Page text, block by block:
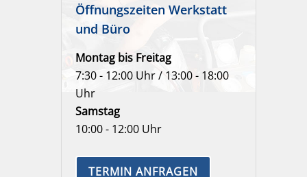
Öffnungszeiten Werkstatt
und Büro
Montag bis Freitag
7:30 - 12:00 Uhr / 13:00 - 18:00
Uhr
Samstag
10:00 - 12:00 Uhr
TERMIN ANFRAGEN